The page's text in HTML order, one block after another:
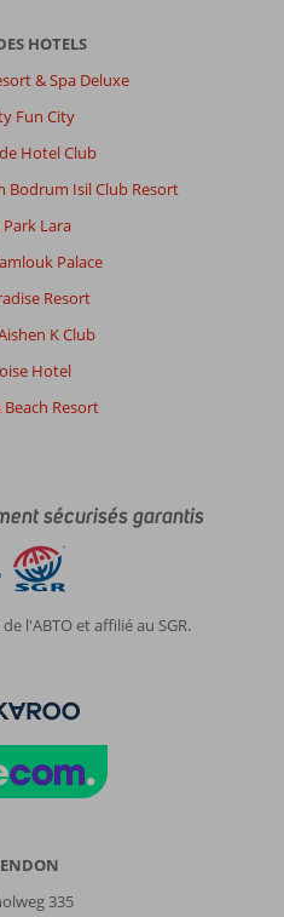
HOTELS
& Spa Deluxe
Fun City
Hotel Club
Bodrum Isil Club Resort
Lara
Palace
Resort
K Club
Hotel
Beach Resort
sécurisés garantis
l'ABTO et affilié au SGR.
335